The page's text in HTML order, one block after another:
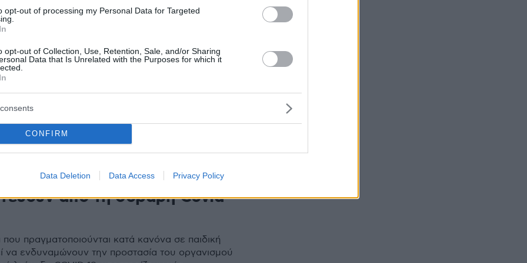
opt-out of processing my Personal Data for Targeted
opt-out of Collection, Use, Retention, Sale, and/or Sharing
Data that Is Unrelated with the Purposes for which it
CONFIRM
Data Deletion Data Access Privacy Policy
Ερυθρά: Τα νέα στοιχεία για
από το ECDC – Ποιες
ιλαράς και της ερυθράς απαιτεί συνεχή συνολική
κάλυψη άνω του 95% του πληθυσμού
Δύο παιδικά εμβόλια ίσως
από τη σοβαρή Covid-
πραγματοποιούνται κατά κανόνα σε παιδική
να ενδυναμώνουν την προστασία του οργανισμού